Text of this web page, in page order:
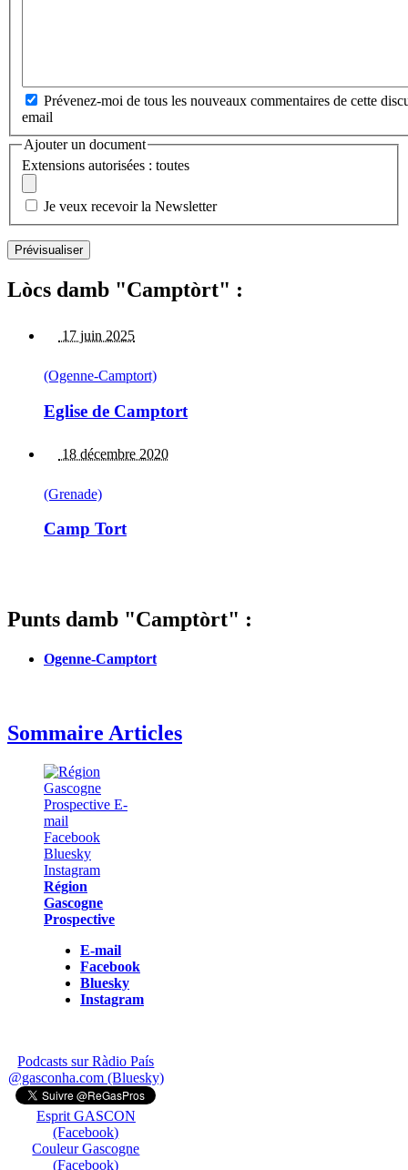
Prévenez-moi de tous les nouveaux commentaires de cette
email
Ajouter un document
Extensions autorisées : toutes
Je veux recevoir la Newsletter
Lòcs damb "Camptòrt" :
17 juin 2025
(Ogenne-Camptort)
Eglise de Camptort
18 décembre 2020
(Grenade)
Camp Tort
Punts damb "Camptòrt" :
Ogenne-Camptort
Sommaire Articles
Région
Gascogne
Prospective
E-mail
Facebook
Bluesky
Instagram
Podcasts sur Ràdio País
@gasconha.com (Bluesky)
Esprit GASCON
(Facebook)
Couleur Gascogne
(Facebook)